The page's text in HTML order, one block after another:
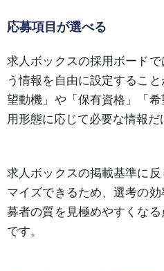
応募項目が選べる
求人ボックスの採用ボード
う情報を自由に設定するこ
望動機」や「保有資格」「
用形態に応じて必要な情報だ
求人ボックスの掲載基準に
マイズできるため、選考の
募者の質を見極めやすくな
です。